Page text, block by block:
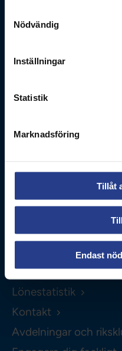
Nödvändig
Inställningar
Statistik
Marknadsföring
Tillåt
Endast
Stockholm
Besöksadress
Kontakta oss
Om webbplatsen
Kakor
Hitta direkt
Lönestatistik
Kontakt
Avdelningar och